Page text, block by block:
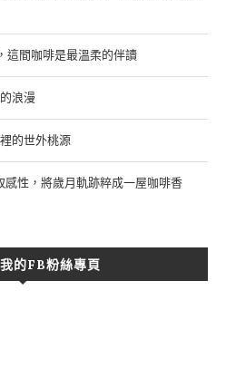
這間咖啡是最溫柔的伴讀
浪漫
的世外桃源
性，將歲月軌跡粹成一屋咖啡香
的FB粉絲專頁